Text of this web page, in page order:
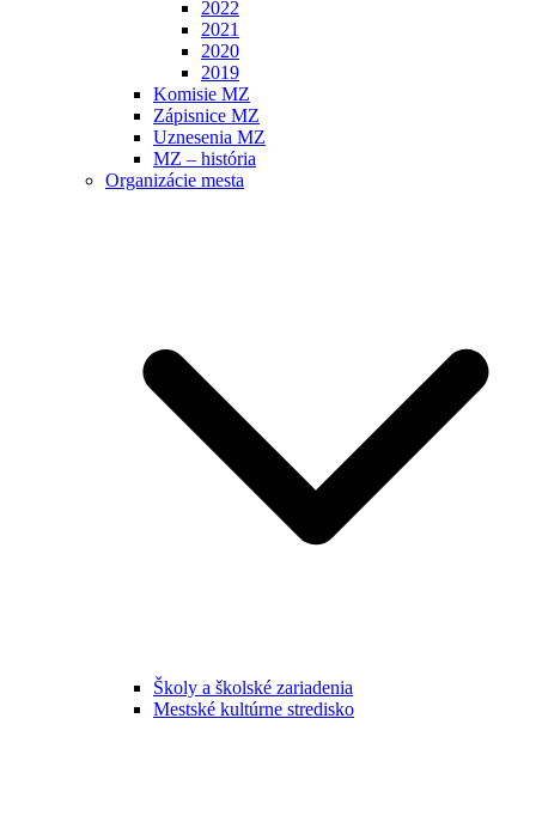
2022
2021
2020
2019
Komisie MZ
Zápisnice MZ
Uznesenia MZ
MZ – história
Organizácie mesta
Školy a školské zariadenia
Mestské kultúrne stredisko